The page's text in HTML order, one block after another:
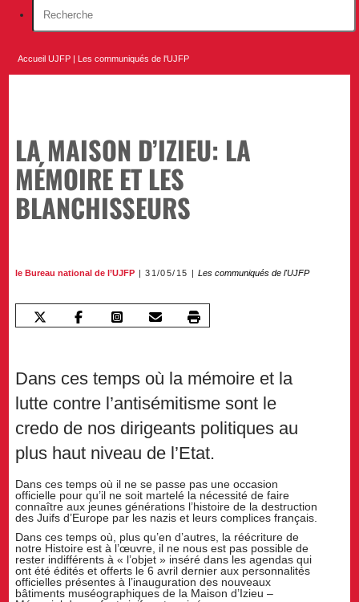
Accueil UJFP Les communiqués de l'UJFP
LA MAISON D’IZIEU: LA
MÉMOIRE ET LES
BLANCHISSEURS
le Bureau national de l’UJFP 31/05/15 Les communiqués de l'UJFP
Dans ces temps où la mémoire et la
lutte contre l’antisémitisme sont le
credo de nos dirigeants politiques au
plus haut niveau de l’Etat.
Dans ces temps où il ne se passe pas une occasion
officielle pour qu’il ne soit martelé la nécessité de faire
connaître aux jeunes générations l’histoire de la destruction
des Juifs d’Europe par les nazis et leurs complices français.
Dans ces temps où, plus qu’en d’autres, la réécriture de
notre Histoire est à l’œuvre, il ne nous est pas possible de
rester indifférents à « l’objet » inséré dans les agendas qui
ont été édités et offerts le 6 avril dernier aux personnalités
officielles présentes à l’inauguration des nouveaux
bâtiments muséographiques de la Maison d’Izieu –